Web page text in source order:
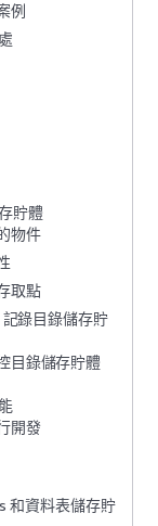
例
貯體
物件
取點
錄目錄儲存貯
目錄儲存貯體
開發
和資料表儲存貯